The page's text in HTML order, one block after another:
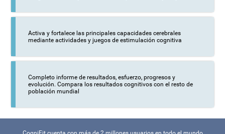
Activa y fortalece las principales capacidades cerebrales
mediante actividades y juegos de estimulación cognitiva
Completo informe de resultados, esfuerzo, progresos y
evolución. Compara los resultados cognitivos con el resto de
población mundial